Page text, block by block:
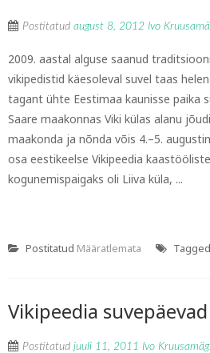
Postitatud august 8, 2012 Ivo
2009. aastal alguse saanud
vikipedistid käesoleval suvel taas
tagant ühte Eestimaa kaunisse paika
Saare maakonnas Viki külas alanu
maakonda ja nõnda võis 4.–5.
osa eestikeelse Vikipeedia
kogunemispaigaks oli Liiva küla, ...
Postitatud Määratlemata Tagged
Vikipeedia suvepäevad
Postitatud juuli 11, 2011 Ivo Kruusamägi